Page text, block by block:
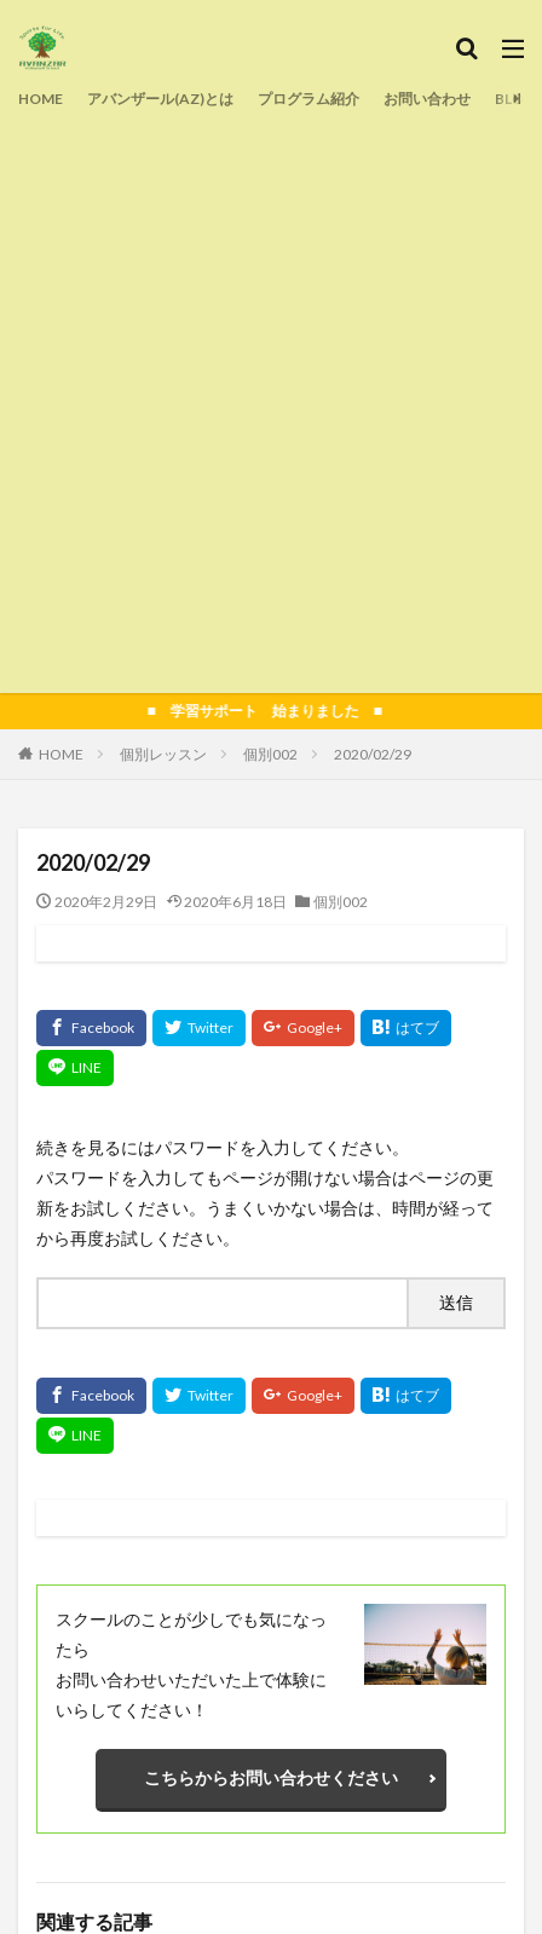
HOME アバンザール(AZ)とは プログラム紹介 お問い合わせ BLOG
■ 学習サポート 始まりました ■
HOME 個別レッスン 個別002 2020/02/29
2020/02/29
2020年2月29日 2020年6月18日 個別002
続きを見るにはパスワードを入力してください。
パスワードを入力してもページが開けない場合はページの更
新をお試しください。うまくいかない場合は、時間が経って
から再度お試しください。
スクールのことが少しでも気になっ
たら
お問い合わせいただいた上で体験に
いらしてください！
こちらからお問い合わせください
関連する記事